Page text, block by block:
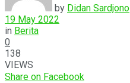
by Didan Sardjono
19 May 2022
in Berita
0
138
VIEWS
Share on Facebook